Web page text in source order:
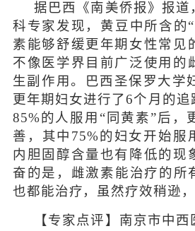
据巴西《南美侨报》报道
科专家发现，黄豆中所含的
素能够舒缓更年期女性常见
不像医学界目前广泛使用的
生副作用。巴西圣保罗大学
更年期妇女进行了6个月的追
85%的人服用“同黄素”后，
善，其中75%的妇女开始服
内胆固醇含量也有降低的现
奋的是，雌激素能治疗的所
也都能治疗，虽然疗效稍逊
【专家点评】南京市中